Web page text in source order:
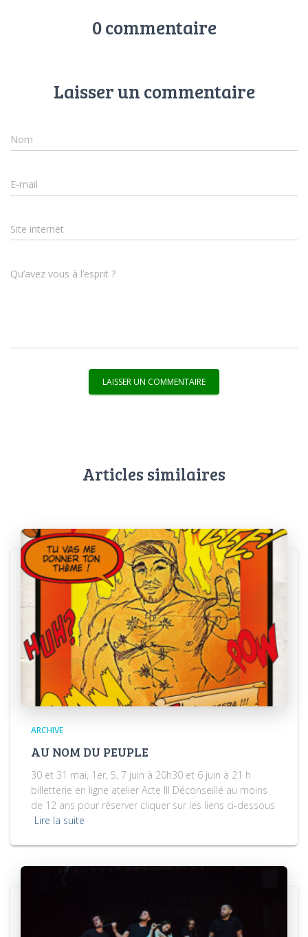
0 commentaire
Laisser un commentaire
Nom
E-mail
Site internet
Qu’avez vous à l’esprit ?
Articles similaires
ARCHIVE
AU NOM DU PEUPLE
30 et 31 mai, 1er, 5, 7 juin à 20h30 et 6 juin à 21 h
billetterie en ligne atelier Acte III Déconseillé au moins
de 12 ans pour réserver cliquer sur les liens ci-dessous
Lire la suite